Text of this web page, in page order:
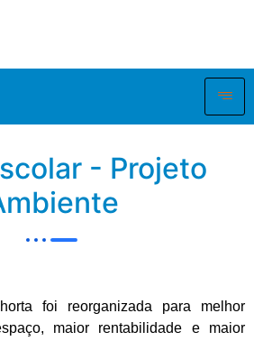
- Projeto
foi reorganizada para melhor
maior rentabilidade e maior